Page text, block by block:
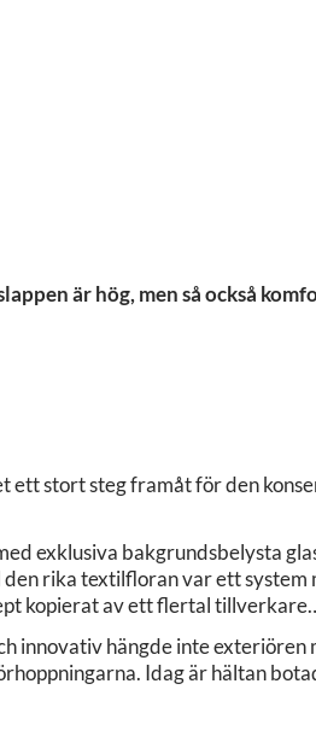
är hög, men så också
ett stort steg framåt för den
exklusiva bakgrundsbelysta
rika textilfloran var ett system
kopierat av ett flertal
innovativ hängde inte exteriören
Idag är hältan